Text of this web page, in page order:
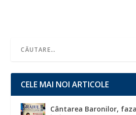
CELE MAI NOI ARTICOLE
Cântarea Baronilor,